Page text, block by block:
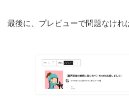
最後に、プレビューで問題なけれ